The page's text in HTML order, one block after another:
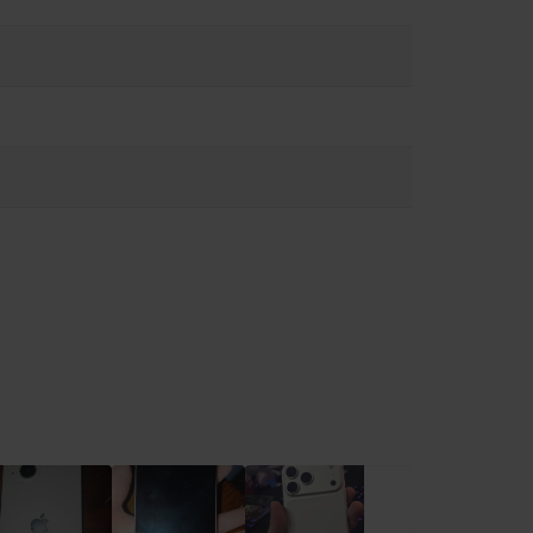
εξαρτήματα. Το iPhone και η μπαταρία του μπορεί να
μπορεί να σας αποσπάσει την προσοχή και να